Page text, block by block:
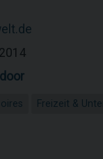
Freizeit &